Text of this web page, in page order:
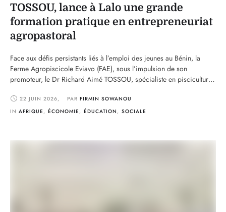
TOSSOU, lance à Lalo une grande
formation pratique en entrepreneuriat
agropastoral
Face aux défis persistants liés à l’emploi des jeunes au Bénin, la
Ferme Agropiscicole Eviavo (FAE), sous l’impulsion de son
promoteur, le Dr Richard Aimé TOSSOU, spécialiste en pisciculture
l’organisation d’une grande formation pratique en entrepreneuriat
agropastoral à l’intention des jeunes. Prévue du lundi 06 au samedi
22 JUIN 2026, PAR FIRMIN SOWANOU
IN AFRIQUE , ÉCONOMIE , ÉDUCATION , SOCIALE